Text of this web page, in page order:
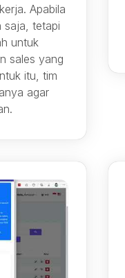
Apabila
saja, tetapi
untuk
sales yang
itu, tim
agar